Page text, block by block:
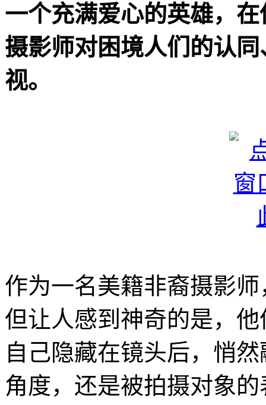
一个充满爱心的英雄，
摄影师对困境人们的认
视。
作为一名美籍非裔摄影
但让人感到神奇的是，
自己隐藏在镜头后，悄
角度，还是被拍摄对象